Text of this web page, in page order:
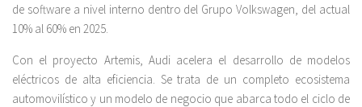
de software a nivel interno dentro del Grupo Volkswagen, del actual
10% al 60% en 2025.
Con el proyecto Artemis, Audi acelera el desarrollo de modelos
eléctricos de alta eficiencia. Se trata de un completo ecosistema
automovilístico y un modelo de negocio que abarca todo el ciclo de